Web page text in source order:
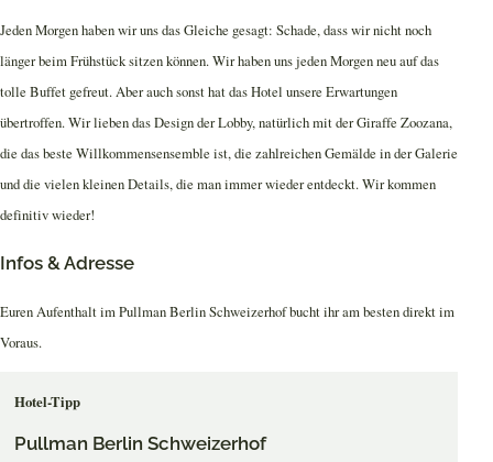
Jeden Morgen haben wir uns das Gleiche gesagt: Schade, dass wir nicht noch
länger beim Frühstück sitzen können. Wir haben uns jeden Morgen neu auf das
tolle Buffet gefreut. Aber auch sonst hat das Hotel unsere Erwartungen
übertroffen. Wir lieben das Design der Lobby, natürlich mit der Giraffe Zoozana,
die das beste Willkommensensemble ist, die zahlreichen Gemälde in der Galerie
und die vielen kleinen Details, die man immer wieder entdeckt. Wir kommen
definitiv wieder!
Infos & Adresse
Euren Aufenthalt im Pullman Berlin Schweizerhof bucht ihr am besten direkt im
Voraus.
Hotel-Tipp
Pullman Berlin Schweizerhof